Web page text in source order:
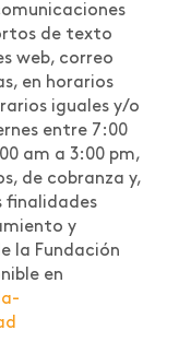
de texto
web, correo
en horarios
iguales y/o
entre 7:00
am a 3:00 pm,
de cobranza y,
finalidades
y
la Fundación
en